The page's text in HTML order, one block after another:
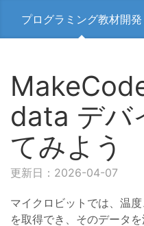
プログラミング教材開発
data デバ
てみよう
更新日：2026-04-07
マイクロビットでは、温
を取得でき、そのデータ